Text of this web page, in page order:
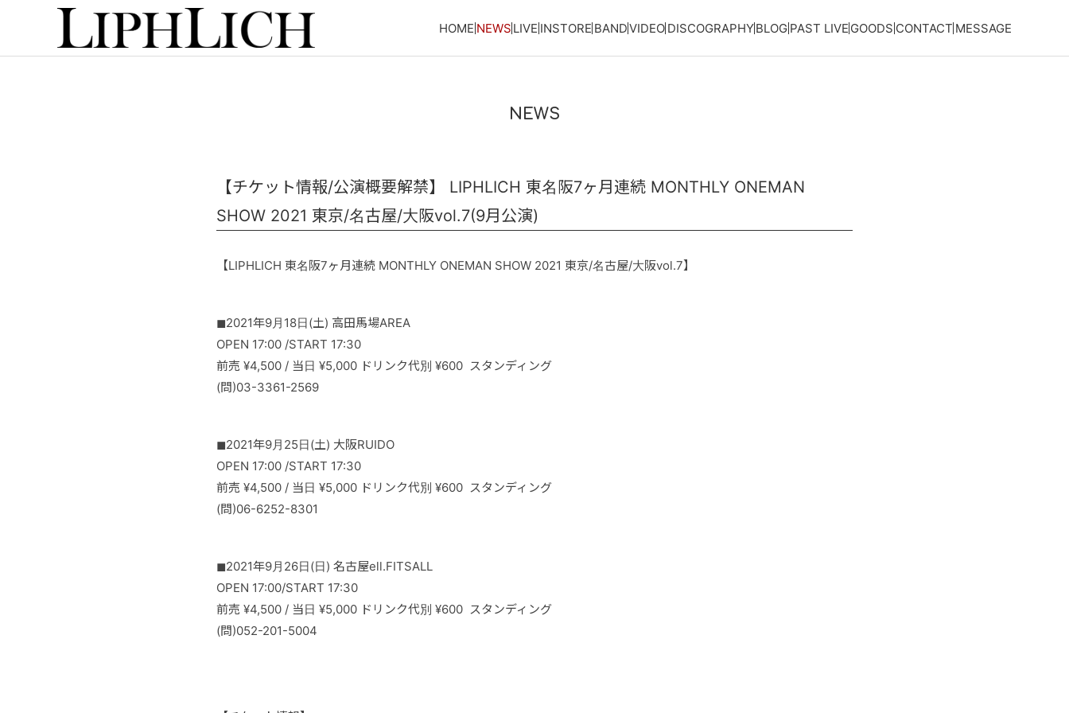
HOME NEWS LIVE INSTORE BANDVIDEO DISCOGRAPHYBLOG PAST LIVE GOODS CONTACT MESSAGE
NEWS
【チケット情報/公演概要解禁】 LIPHLICH 東名阪7ヶ月連続 MONTHLY ONEMAN
SHOW 2021 東京/名古屋/大阪vol.7(9月公演)
【LIPHLICH 東名阪7ヶ月連続 MONTHLY ONEMAN SHOW 2021 東京/名古屋/大阪vol.7】
◼︎2021年9月18日(土) 高田馬場AREA
OPEN 17:00 /START 17:30
前売 ¥4,500 / 当日 ¥5,000 ドリンク代別 ¥600 スタンディング
(問)03-3361-2569
◼︎2021年9月25日(土) 大阪RUIDO
OPEN 17:00 /START 17:30
前売 ¥4,500 / 当日 ¥5,000 ドリンク代別 ¥600 スタンディング
(問)06-6252-8301
◼︎2021年9月26日(日) 名古屋ell.FITSALL
OPEN 17:00/START 17:30
前売 ¥4,500 / 当日 ¥5,000 ドリンク代別 ¥600 スタンディング
(問)052-201-5004